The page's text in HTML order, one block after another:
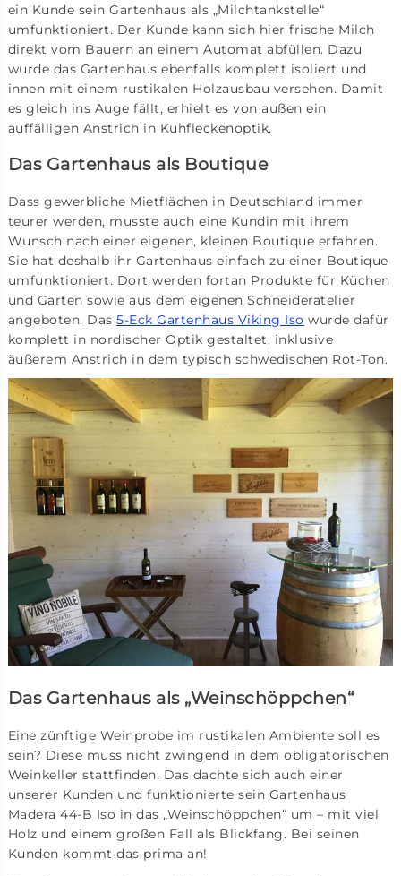
ein Kunde sein Gartenhaus als „Milchtankstelle“
umfunktioniert. Der Kunde kann sich hier frische Milch
direkt vom Bauern an einem Automat abfüllen. Dazu
wurde das Gartenhaus ebenfalls komplett isoliert und
innen mit einem rustikalen Holzausbau versehen. Damit
es gleich ins Auge fällt, erhielt es von außen ein
auffälligen Anstrich in Kuhfleckenoptik.
Das Gartenhaus als Boutique
Dass gewerbliche Mietflächen in Deutschland immer
teurer werden, musste auch eine Kundin mit ihrem
Wunsch nach einer eigenen, kleinen Boutique erfahren.
Sie hat deshalb ihr Gartenhaus einfach zu einer Boutique
umfunktioniert. Dort werden fortan Produkte für Küchen
und Garten sowie aus dem eigenen Schneideratelier
angeboten. Das5-Eck Gartenhaus Viking Iso wurde dafür
komplett in nordischer Optik gestaltet, inklusive
äußerem Anstrich in dem typisch schwedischen Rot-Ton.
Das Gartenhaus als „Weinschöppchen“
Eine zünftige Weinprobe im rustikalen Ambiente soll es
sein? Diese muss nicht zwingend in dem obligatorischen
Weinkeller stattfinden. Das dachte sich auch einer
unserer Kunden und funktionierte sein Gartenhaus
Madera 44-B Iso in das „Weinschöppchen“ um – mit viel
Holz und einem großen Fall als Blickfang. Bei seinen
Kunden kommt das prima an!